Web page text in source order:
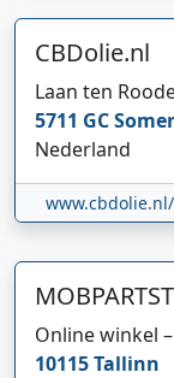
CBDolie.nl
Laan ten
5711 GC
Nederland
www.cbdolie.nl/
Online winkel
10115Tallinn